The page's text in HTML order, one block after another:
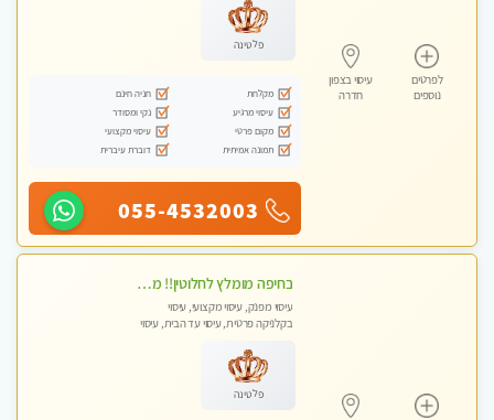
לפרטים
נוספים
עיסוי בצפון
חדרה
פלטינה
מקלחת
חניה חינם
עיסוי מרגיע
נקי ומסודר
מקום פרטי
עיסוי מקצועי
תמונה אמיתית
דוברת עיברית
055-4532003
בחיפה מומלץ לחלוטין!! מעסה יפה איכותית מקצועית ומפנקת מאוד פרטי מומלץ בחום.עיסוי מפנק מאוווד.
עיסוי מפנק, עיסוי מקצועי, עיסוי
בקלניקה פרטית, עיסוי עד הבית, עיסוי
פלטינה